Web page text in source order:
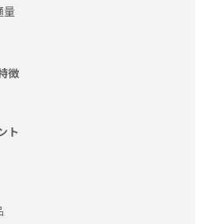
量
徴
ト